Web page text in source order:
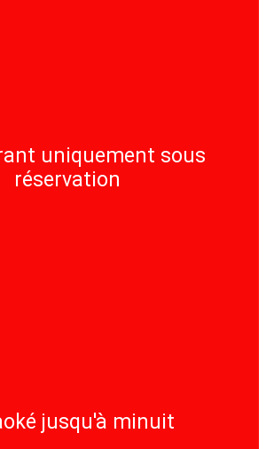
uniquement sous
réservation
jusqu'à minuit